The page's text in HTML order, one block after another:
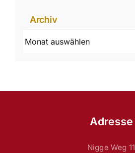
Archiv
Adresse
Nigge Weg 11